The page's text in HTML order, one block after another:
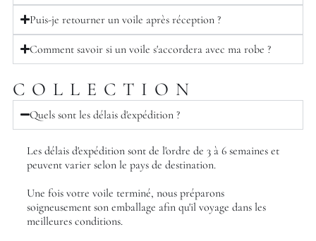
Puis-je retourner un voile après réception ?
Comment savoir si un voile s'accordera avec ma robe ?
COLLECTION
Quels sont les délais d'expédition ?
Les délais d'expédition sont de l'ordre de 3 à 6 semaines et
peuvent varier selon le pays de destination.
Une fois votre voile terminé, nous préparons
soigneusement son emballage afin qu'il voyage dans les
meilleures conditions.